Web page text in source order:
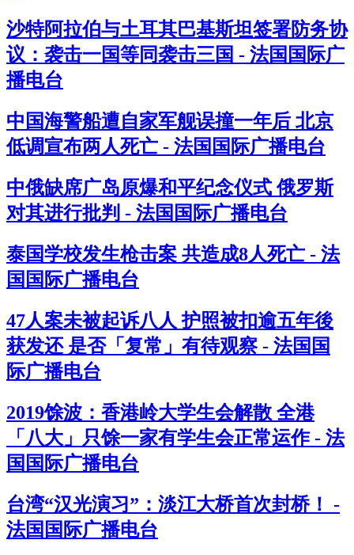
沙特阿拉伯与土耳其巴基斯坦签署防务协
议：袭击一国等同袭击三国 - 法国国际广
播电台
中国海警船遭自家军舰误撞一年后 北京
低调宣布两人死亡 - 法国国际广播电台
中俄缺席广岛原爆和平纪念仪式 俄罗斯
对其进行批判 - 法国国际广播电台
泰国学校发生枪击案 共造成8人死亡 - 法
国国际广播电台
47人案未被起诉八人 护照被扣逾五年後
获发还 是否「复常」有待观察 - 法国国
际广播电台
2019馀波：香港岭大学生会解散 全港
「八大」只馀一家有学生会正常运作 - 法
国国际广播电台
台湾“汉光演习”：淡江大桥首次封桥！ -
法国国际广播电台